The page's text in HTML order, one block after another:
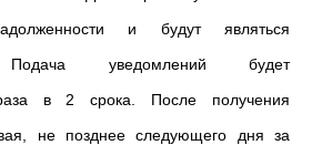
и будут являться
Подача уведомлений будет
в 2 срока. После получения
не позднее следующего дня за